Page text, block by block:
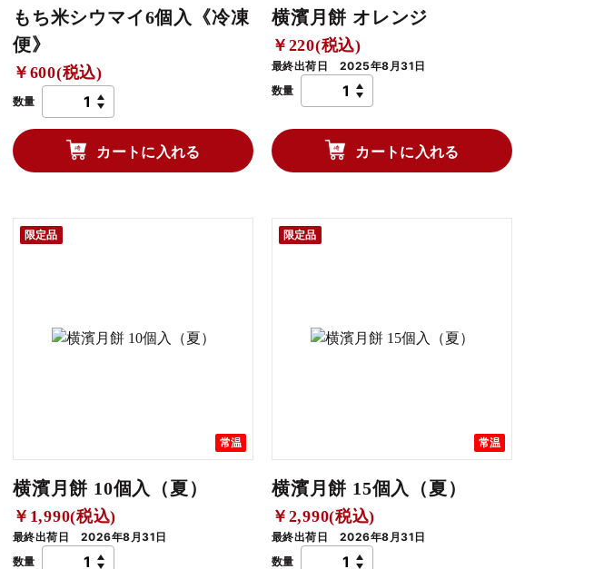
もち米シウマイ6個入《冷凍
便》
￥600(税込)
数量
カートに入れる
横濱月餅 オレンジ
￥220(税込)
最終出荷日 2025年8月31日
数量
カートに入れる
限定品
常温
横濱月餅 10個入（夏）
￥1,990(税込)
最終出荷日 2026年8月31日
数量
限定品
常温
横濱月餅 15個入（夏）
￥2,990(税込)
最終出荷日 2026年8月31日
数量